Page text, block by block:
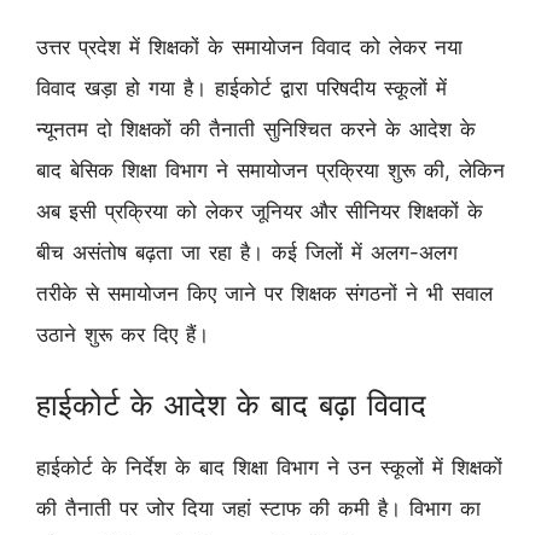
उत्तर प्रदेश में शिक्षकों के समायोजन विवाद को लेकर नया
विवाद खड़ा हो गया है। हाईकोर्ट द्वारा परिषदीय स्कूलों में
न्यूनतम दो शिक्षकों की तैनाती सुनिश्चित करने के आदेश के
बाद बेसिक शिक्षा विभाग ने समायोजन प्रक्रिया शुरू की, लेकिन
अब इसी प्रक्रिया को लेकर जूनियर और सीनियर शिक्षकों के
बीच असंतोष बढ़ता जा रहा है। कई जिलों में अलग-अलग
तरीके से समायोजन किए जाने पर शिक्षक संगठनों ने भी सवाल
उठाने शुरू कर दिए हैं।
हाईकोर्ट के आदेश के बाद बढ़ा विवाद
हाईकोर्ट के निर्देश के बाद शिक्षा विभाग ने उन स्कूलों में शिक्षकों
की तैनाती पर जोर दिया जहां स्टाफ की कमी है। विभाग का